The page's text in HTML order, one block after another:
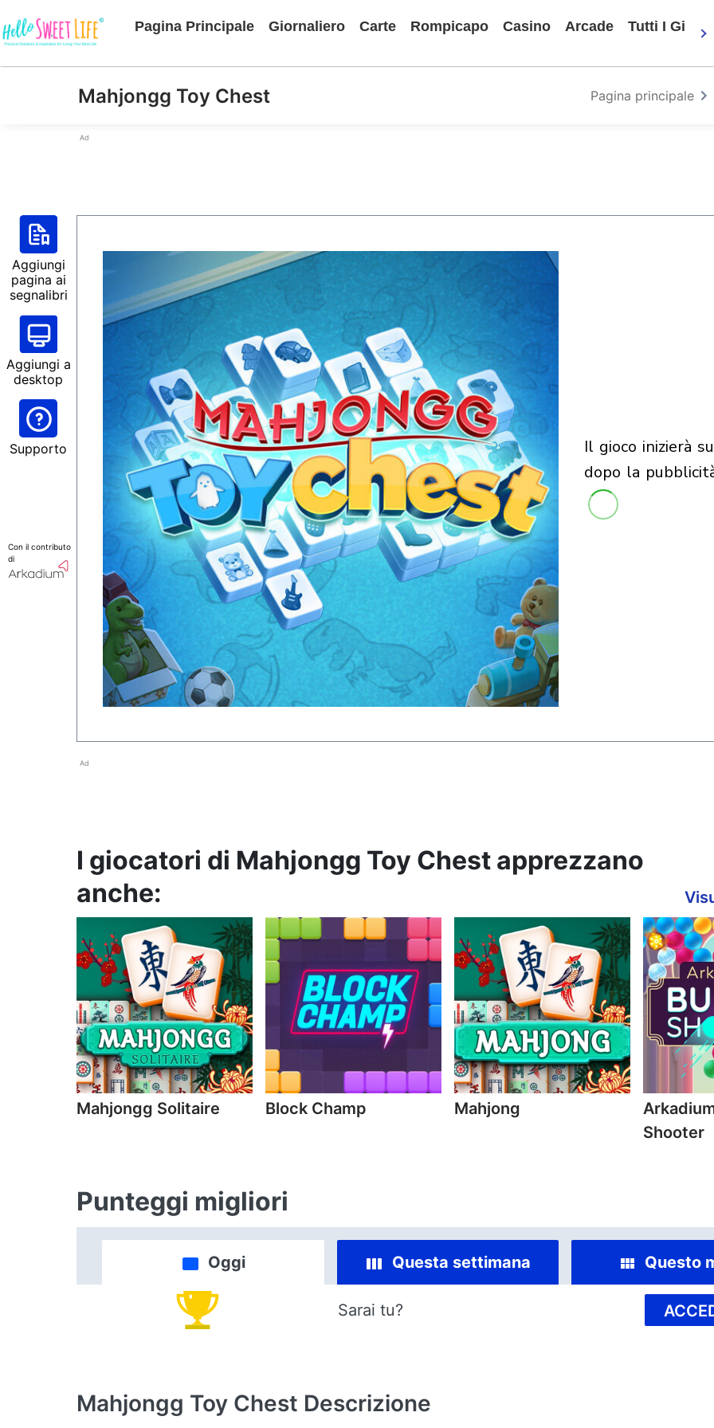
Pagina Principale Giornaliero Carte Rompicapo Casino Arcade Tutti I Giochi
Mahjongg Toy Chest Pagina principale
Ad
Aggiungi
pagina ai
segnalibri
Aggiungi a
desktop
Supporto
Con il contributo
di
il gioco inizierà subito
dopo la
Ad
I giocatori di Mahjongg Toy Chest apprezzano
anche:
Mahjongg Solitaire Block Champ Mahjong
Shooter
Punteggi migliori
Oggi Questa settimana Questo
Sarai tu?
Mahjongg Toy Chest Descrizione